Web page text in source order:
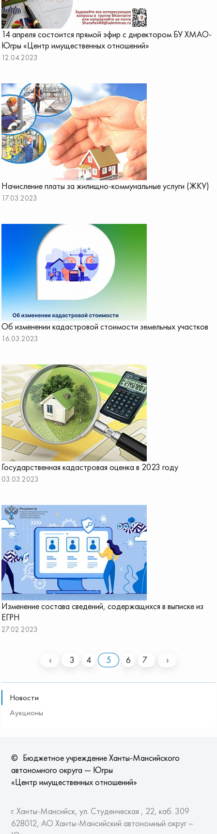
14 апреля состоится прямой эфир с директором БУ ХМАО-
Югры «Центр имущественных отношений»
12.04.2023
Начисление платы за жилищно-коммунальные услуги (ЖКУ)
17.03.2023
Об изменении кадастровой стоимости земельных участков
16.03.2023
Государственная кадастровая оценка в 2023 году
03.03.2023
Изменение состава сведений, содержащихся в выписке из
ЕГРН
27.02.2023
‹ 3 4 5 6 7 ›
Новости
Аукционы
© Бюджетное учреждение Ханты-Мансийского
автономного округа — Югры
«Центр имущественных отношений»
г. Ханты-Мансийск, ул. Студенческая , 22, каб. 309
628012, АО Ханты-Мансийский автономный округ –